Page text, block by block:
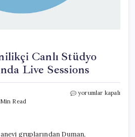
Canlı Stüdyo
Live Sessions
Read
Duman’dan
Pür
yorumlar kapalı
gruplarından Duman,